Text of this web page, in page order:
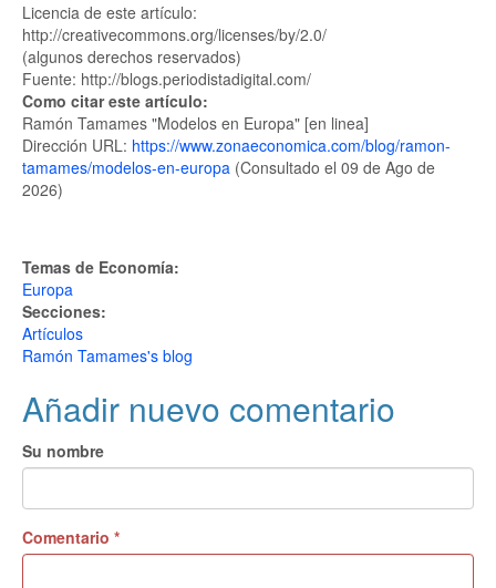
Licencia de este artículo:
http://creativecommons.org/licenses/by/2.0/
(algunos derechos reservados)
Fuente: http://blogs.periodistadigital.com/
Como citar este artículo:
Ramón Tamames "Modelos en Europa" [en linea]
Dirección URL: https://www.zonaeconomica.com/blog/ramon-
tamames/modelos-en-europa (Consultado el 09 de Ago de
2026)
Temas de Economía:
Europa
Secciones:
Artículos
Ramón Tamames's blog
Añadir nuevo comentario
Su nombre
Comentario *